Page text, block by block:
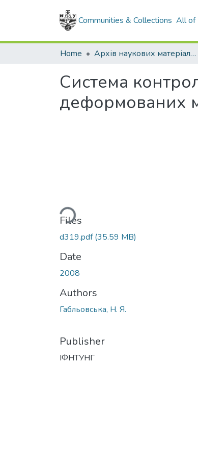
Communities & Collections All of
Home Архів наукових матеріалів
Система
деформованих
Loading...
Files
d319.pdf(35.59 MB)
Date
2008
Authors
Габльовська, Н. Я.
Publisher
ІФНТУНГ